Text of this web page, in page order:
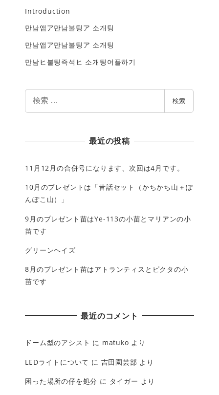
Introduction
만남앱ア만남불팅ア 소개팅
만남앱ア만남불팅ア 소개팅
만남ヒ불팅즉석ヒ 소개팅어플하기
検索
最近の投稿
11月12月の合併号になります、次回は4月です。
10月のプレゼントは「昔話セット（かちかち山＋ぽ
んぽこ山）」
9月のプレゼント苗はYe-113の小苗とマリアンの小
苗です
グリーンヘイズ
8月のプレゼント苗はアトランティスとピクタの小
苗です
最近のコメント
ドーム型のアシスト に matuko より
LEDライトについて に 吉田園芸部 より
困った場所の仔を処分 に タイガー より